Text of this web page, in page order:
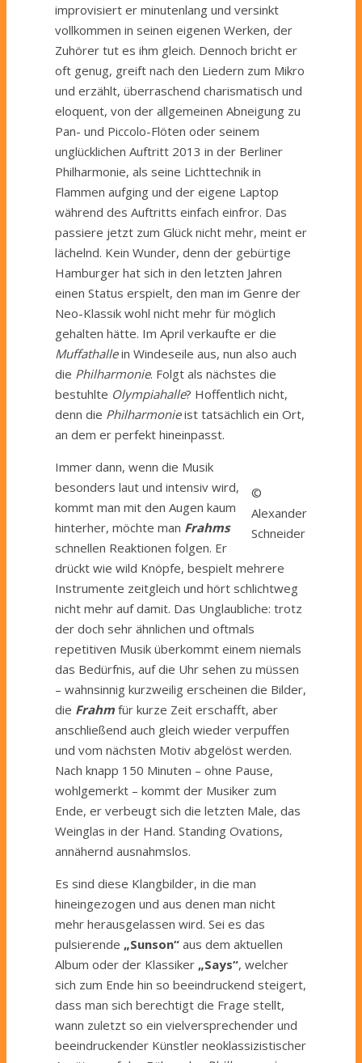
improvisiert er minutenlang und versinkt
vollkommen in seinen eigenen Werken, der
Zuhörer tut es ihm gleich. Dennoch bricht er
oft genug, greift nach den Liedern zum Mikro
und erzählt, überraschend charismatisch und
eloquent, von der allgemeinen Abneigung zu
Pan- und Piccolo-Flöten oder seinem
unglücklichen Auftritt 2013 in der Berliner
Philharmonie, als seine Lichttechnik in
Flammen aufging und der eigene Laptop
während des Auftritts einfach einfror. Das
passiere jetzt zum Glück nicht mehr, meint er
lächelnd. Kein Wunder, denn der gebürtige
Hamburger hat sich in den letzten Jahren
einen Status erspielt, den man im Genre der
Neo-Klassik wohl nicht mehr für möglich
gehalten hätte. Im April verkaufte er die
Muffathallein Windeseile aus, nun also auch
die Philharmonie. Folgt als nächstes die
bestuhlte Olympiahalle? Hoffentlich nicht,
denn die Philharmonieist tatsächlich ein Ort,
an dem er perfekt hineinpasst.
©
Alexander
Schneider
Immer dann, wenn die Musik
besonders laut und intensiv wird,
kommt man mit den Augen kaum
hinterher, möchte man Frahms
schnellen Reaktionen folgen. Er
drückt wie wild Knöpfe, bespielt mehrere
Instrumente zeitgleich und hört schlichtweg
nicht mehr auf damit. Das Unglaubliche: trotz
der doch sehr ähnlichen und oftmals
repetitiven Musik überkommt einem niemals
das Bedürfnis, auf die Uhr sehen zu müssen
– wahnsinnig kurzweilig erscheinen die Bilder,
die Frahm für kurze Zeit erschafft, aber
anschließend auch gleich wieder verpuffen
und vom nächsten Motiv abgelöst werden.
Nach knapp 150 Minuten – ohne Pause,
wohlgemerkt – kommt der Musiker zum
Ende, er verbeugt sich die letzten Male, das
Weinglas in der Hand. Standing Ovations,
annähernd ausnahmslos.
Es sind diese Klangbilder, in die man
hineingezogen und aus denen man nicht
mehr herausgelassen wird. Sei es das
pulsierende „Sunson“ aus dem aktuellen
Album oder der Klassiker „Says“, welcher
sich zum Ende hin so beeindruckend steigert,
dass man sich berechtigt die Frage stellt,
wann zuletzt so ein vielversprechender und
beeindruckender Künstler neoklassizistischer